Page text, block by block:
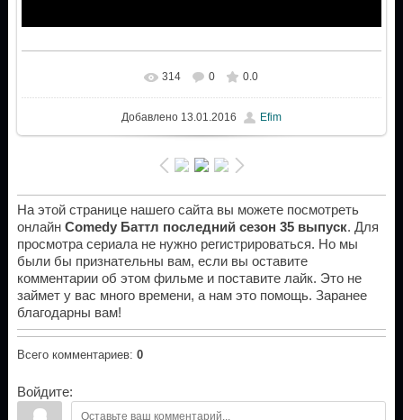
314 0 0.0
Добавлено13.01.2016 Efim
На этой странице нашего сайта вы можете посмотреть
онлайн Comedy Баттл последний сезон 35 выпуск. Для
просмотра сериала не нужно регистрироваться. Но мы
были бы признательны вам, если вы оставите
комментарии об этом фильме и поставите лайк. Это не
займет у вас много времени, а нам это помощь. Заранее
благодарны вам!
Всего комментариев: 0
Войдите: